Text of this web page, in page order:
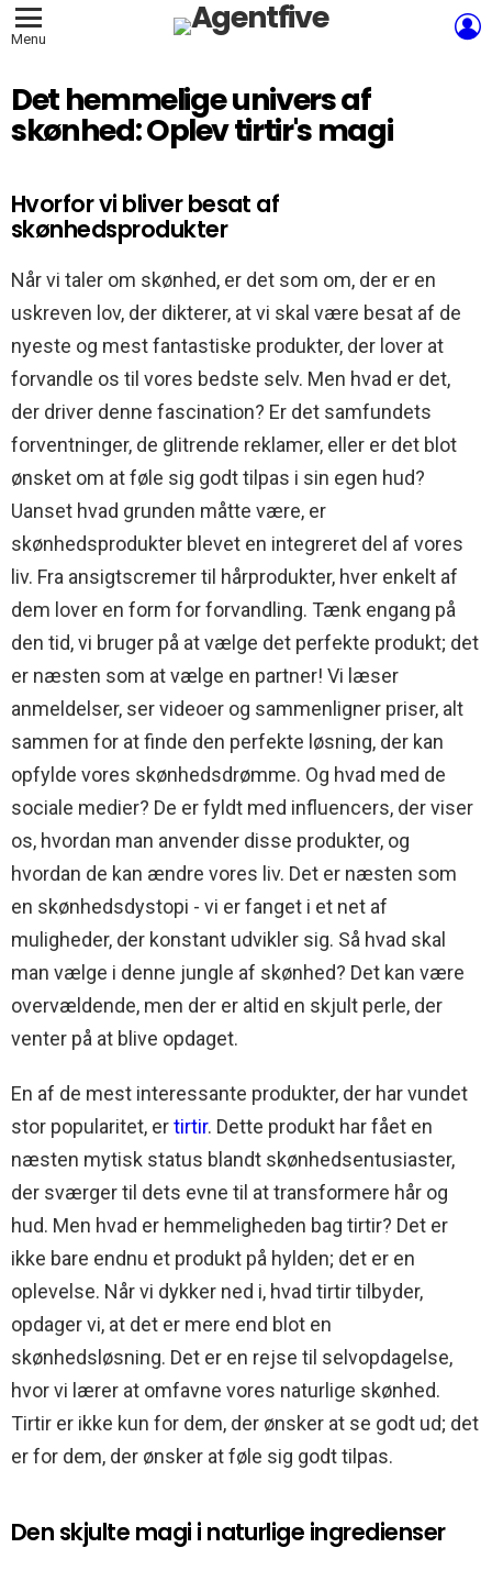
Menu
Det hemmelige univers af
skønhed: Oplev tirtir's magi
Hvorfor vi bliver besat af
skønhedsprodukter
Når vi taler om skønhed, er det som om, der er en
uskreven lov, der dikterer, at vi skal være besat af de
nyeste og mest fantastiske produkter, der lover at
forvandle os til vores bedste selv. Men hvad er det,
der driver denne fascination? Er det samfundets
forventninger, de glitrende reklamer, eller er det blot
ønsket om at føle sig godt tilpas i sin egen hud?
Uanset hvad grunden måtte være, er
skønhedsprodukter blevet en integreret del af vores
liv. Fra ansigtscremer til hårprodukter, hver enkelt af
dem lover en form for forvandling. Tænk engang på
den tid, vi bruger på at vælge det perfekte produkt; det
er næsten som at vælge en partner! Vi læser
anmeldelser, ser videoer og sammenligner priser, alt
sammen for at finde den perfekte løsning, der kan
opfylde vores skønhedsdrømme. Og hvad med de
sociale medier? De er fyldt med influencers, der viser
os, hvordan man anvender disse produkter, og
hvordan de kan ændre vores liv. Det er næsten som
en skønhedsdystopi - vi er fanget i et net af
muligheder, der konstant udvikler sig. Så hvad skal
man vælge i denne jungle af skønhed? Det kan være
overvældende, men der er altid en skjult perle, der
venter på at blive opdaget.
En af de mest interessante produkter, der har vundet
stor popularitet, ertirtir. Dette produkt har fået en
næsten mytisk status blandt skønhedsentusiaster,
der sværger til dets evne til at transformere hår og
hud. Men hvad er hemmeligheden bag tirtir? Det er
ikke bare endnu et produkt på hylden; det er en
oplevelse. Når vi dykker ned i, hvad tirtir tilbyder,
opdager vi, at det er mere end blot en
skønhedsløsning. Det er en rejse til selvopdagelse,
hvor vi lærer at omfavne vores naturlige skønhed.
Tirtir er ikke kun for dem, der ønsker at se godt ud; det
er for dem, der ønsker at føle sig godt tilpas.
Den skjulte magi i naturlige ingredienser